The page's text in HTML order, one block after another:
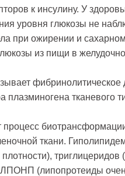
к инсулину. У
уровня глюкозы не
при ожирении и сахарном
из пищи в
фибринолитическое
плазминогена тканевого
ткани.
(липопротеиды